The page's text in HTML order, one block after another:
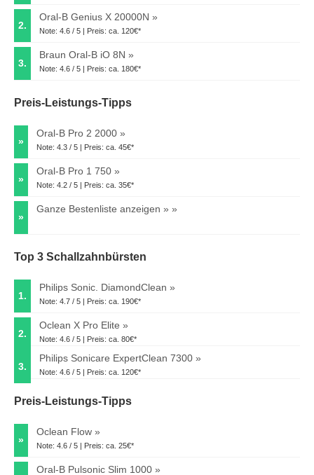
2.
Oral-B Genius X 20000N
Note: 4.6 / 5 | Preis: ca. 120€*
3.
Braun Oral-B iO 8N
Note: 4.6 / 5 | Preis: ca. 180€*
Preis-Leistungs-Tipps
»
Oral-B Pro 2 2000
Note: 4.3 / 5 | Preis: ca. 45€*
»
Oral-B Pro 1 750
Note: 4.2 / 5 | Preis: ca. 35€*
»
Ganze Bestenliste anzeigen »
Top 3 Schallzahnbürsten
1.
Philips Sonic. DiamondClean
Note: 4.7 / 5 | Preis: ca. 190€*
2.
Oclean X Pro Elite
Note: 4.6 / 5 | Preis: ca. 80€*
3.
Philips Sonicare ExpertClean 7300
Note: 4.6 / 5 | Preis: ca. 120€*
Preis-Leistungs-Tipps
»
Oclean Flow
Note: 4.6 / 5 | Preis: ca. 25€*
Oral-B Pulsonic Slim 1000